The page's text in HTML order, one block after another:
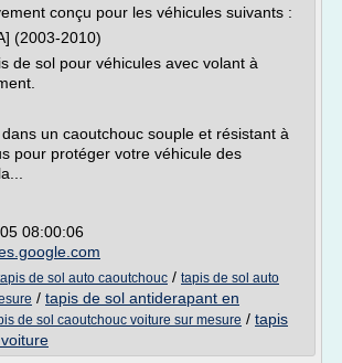
conçu pour les véhicules suivants :
(2003-2010)
de sol pour véhicules avec volant à
un caoutchouc souple et résistant à
pour protéger votre véhicule des
08:00:06
de sol auto caoutchouc / tapis de sol auto
/ tapis de sol antiderapant en
de sol caoutchouc voiture sur mesure / tapis